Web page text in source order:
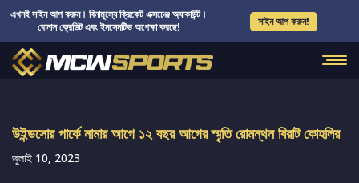
এখনই সাইন আপ করুন। বিনামূল্যে ক্রিকেট এক্সচেঞ্জ অ্যাকাউন্ট।
বোনাস ক্রেডিট এবং ইনসেনটিভ অপেক্ষা করছে!
সাইন আপ করুন!
উইন্ডসোর পার্কে নামার আগে ১২ বছর আগের স্মৃতি রোমন্থন বিরাট কোহলির
জুলাই 10, 2023